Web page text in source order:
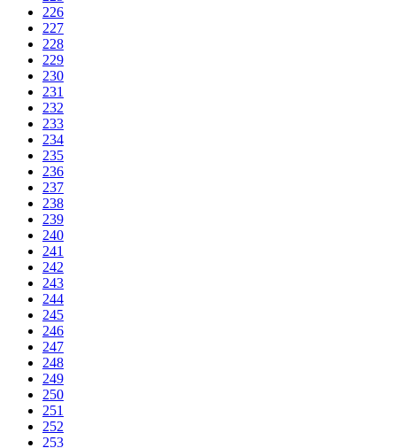
226
227
228
229
230
231
232
233
234
235
236
237
238
239
240
241
242
243
244
245
246
247
248
249
250
251
252
253